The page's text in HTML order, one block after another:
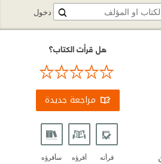
هل قرأت الكتاب؟
مراجعة جديدة
قرأته أقرؤه سأقرؤه
دخول